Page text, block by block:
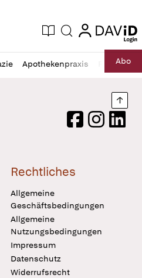
Zeitung
Aktuelle Ausgabe
Suche login
login
Apothekenpraxis RechtAbo
Logo
FacebookInstagram
Rechtliches
Allgemeine
Geschäftsbedingungen
Allgemeine
Nutzungsbedingungen
Impressum
Datenschutz
Widerrufsrecht